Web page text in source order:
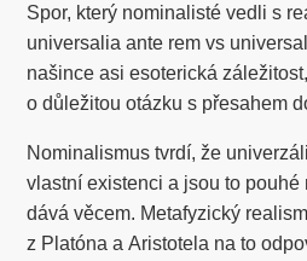
Spor, který nominalisté vedli s
universalia ante rem vs
našince asi esoterická
o důležitou otázku s přesahem
Nominalismus tvrdí, že
vlastní existenci a jsou to pouhé
dává věcem. Metafyzický
z Platóna a Aristotela na to